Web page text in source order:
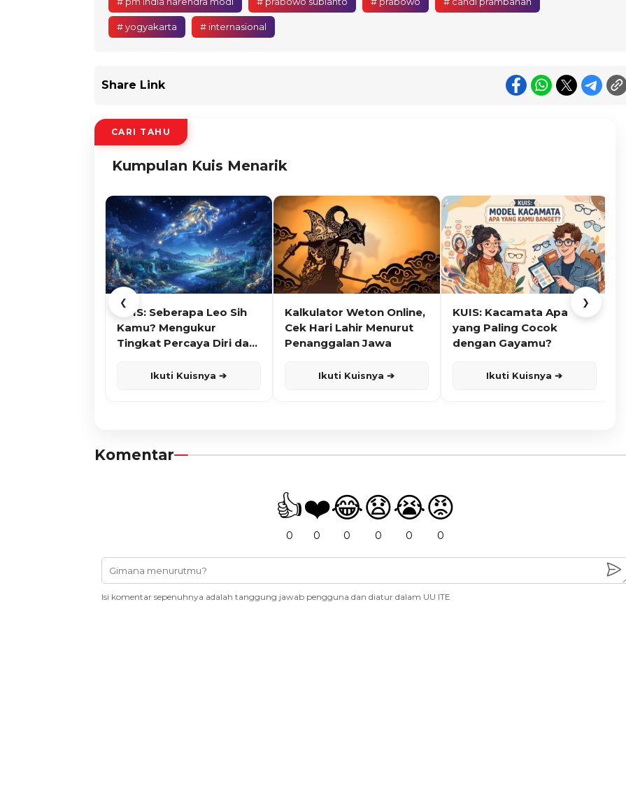
# yogyakarta # internasional
Share Link
CARI TAHU
Kumpulan Kuis Menarik
❮
KUIS: Seberapa Leo Sih
Kamu? Mengukur
Tingkat Percaya Diri dan
Ikuti Kuisnya ➔
Kalkulator Weton Online,
Cek Hari Lahir Menurut
Penanggalan Jawa
Ikuti Kuisnya ➔
KUIS: Kacamata Apa
yang Paling Cocok
dengan Gayamu?
Ikuti Kuisnya ➔
❯
Komentar
👍
0
❤️
0
😂
0
😧
0
😭
0
😡
0
Isi komentar sepenuhnya adalah tanggung jawab pengguna dan diatur dalam UU ITE